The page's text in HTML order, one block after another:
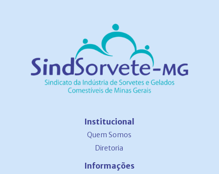
Institucional
Quem Somos
Diretoria
Informações